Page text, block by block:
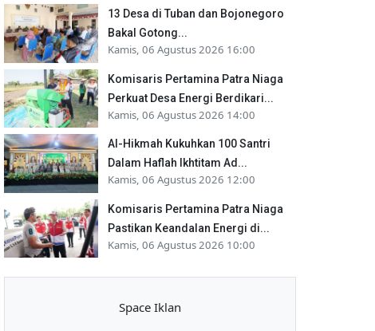
13 Desa di Tuban dan Bojonegoro
Bakal Gotong...
Kamis, 06 Agustus 2026 16:00
Komisaris Pertamina Patra Niaga
Perkuat Desa Energi Berdikari...
Kamis, 06 Agustus 2026 14:00
Al-Hikmah Kukuhkan 100 Santri
Dalam Haflah Ikhtitam Ad...
Kamis, 06 Agustus 2026 12:00
Komisaris Pertamina Patra Niaga
Pastikan Keandalan Energi di...
Kamis, 06 Agustus 2026 10:00
Space Iklan